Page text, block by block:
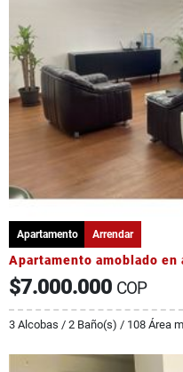
Apartamento Arrendar
Apartamento amoblado
$7.000.000 COP
3 Alcobas / 2 Baño(s) / 108 Área m